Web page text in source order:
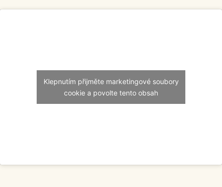
Klepnutím přijměte marketingové soubory
cookie a povolte tento obsah